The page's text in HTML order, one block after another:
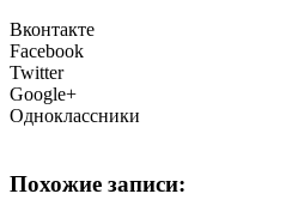
Вконтакте
Facebook
Twitter
Google+
Одноклассники
Похожие записи: